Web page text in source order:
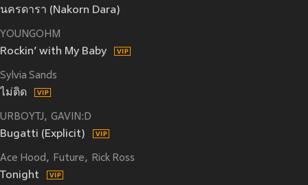
นครดารา (Nakorn Dara)
YOUNGOHM
Rockin’ with My Baby
Sylvia Sands
ไม่ติด
URBOYTJ GAVIN:D
Bugatti (Explicit)
Ace Hood Future Rick Ross
Tonight